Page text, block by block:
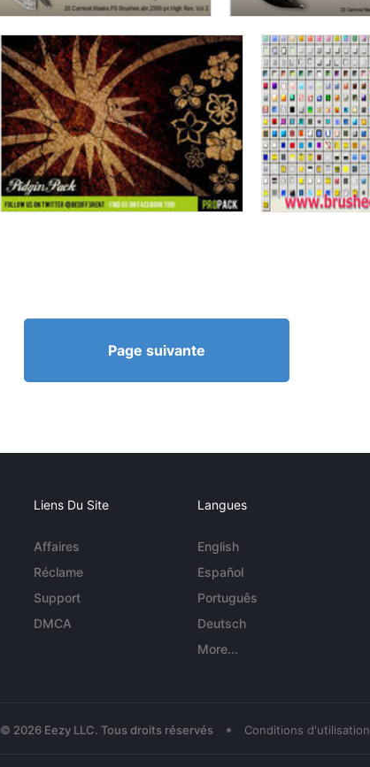
Page suivante
Liens Du Site
Affaires
Réclame
Support
DMCA
Langues
English
Español
Português
Deutsch
More...
© 2026 Eezy LLC. Tous droits réservés • Conditions d'utilisation